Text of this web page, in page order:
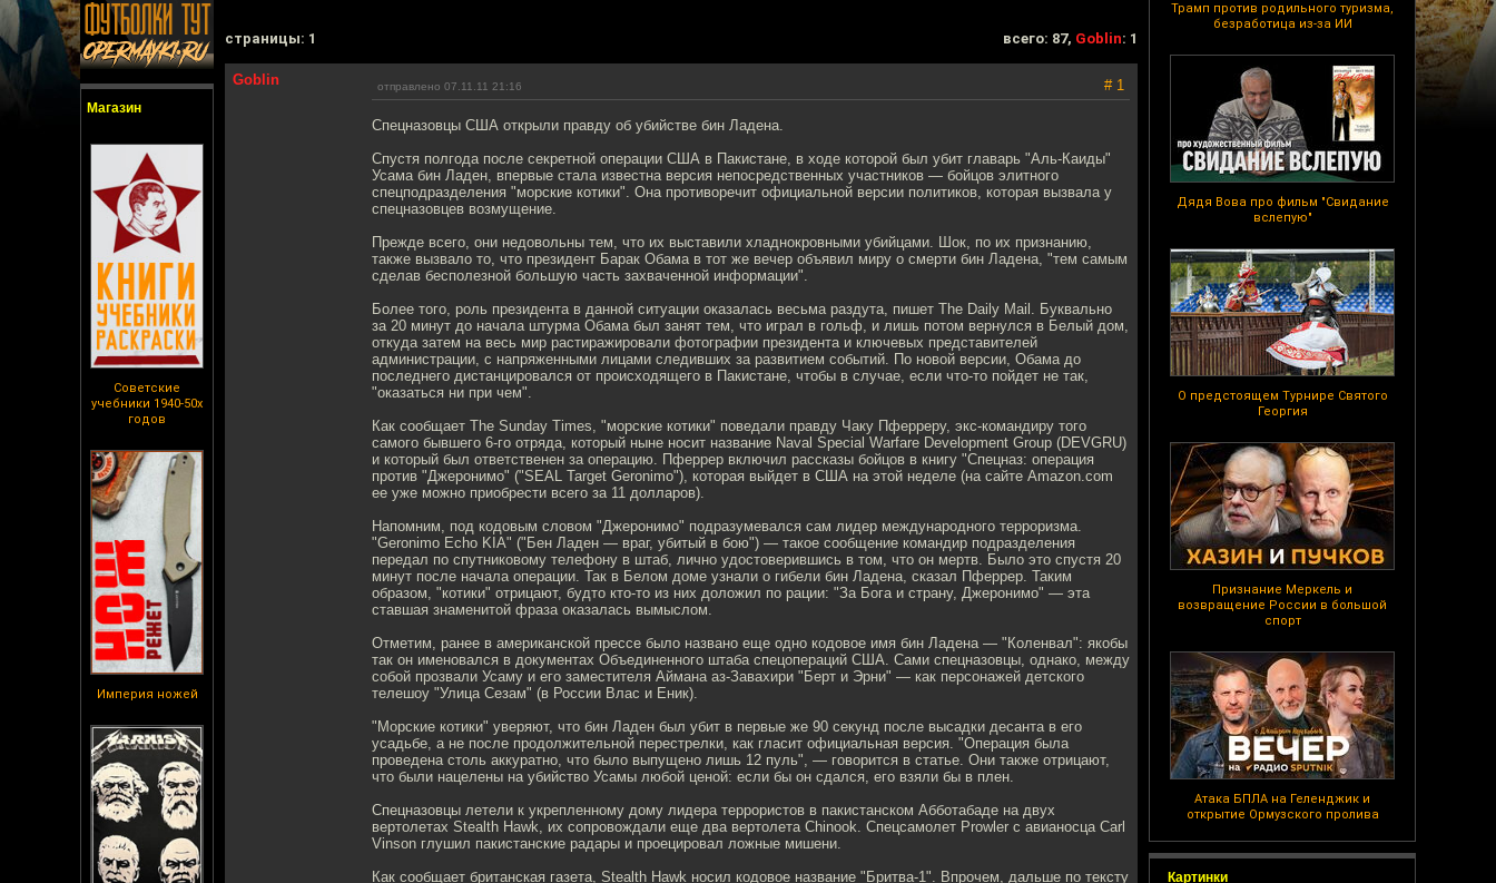
Магазин
Советские
учебники 1940-50х
годов
Империя ножей
Трамп против родильного туризма,
безработица из-за ИИ
Дядя Вова про фильм "Свидание
вслепую"
О предстоящем Турнире Святого
Георгия
Признание Меркель и
возвращение России в большой
спорт
Атака БПЛА на Геленджик и
открытие Ормузского пролива
Картинки
cтраницы: 1 всего: 87, Goblin: 1
Goblin отправлено 07.11.11 21:16 # 1
Спецназовцы США открыли правду об убийстве бин Ладена.
Спустя полгода после секретной операции США в Пакистане, в ходе которой был убит главарь "Аль-Каиды"
Усама бин Ладен, впервые стала известна версия непосредственных участников — бойцов элитного
спецподразделения "морские котики". Она противоречит официальной версии политиков, которая вызвала у
спецназовцев возмущение.
Прежде всего, они недовольны тем, что их выставили хладнокровными убийцами. Шок, по их признанию,
также вызвало то, что президент Барак Обама в тот же вечер объявил миру о смерти бин Ладена, "тем самым
сделав бесполезной большую часть захваченной информации".
Более того, роль президента в данной ситуации оказалась весьма раздута, пишет The Daily Mail. Буквально
за 20 минут до начала штурма Обама был занят тем, что играл в гольф, и лишь потом вернулся в Белый дом,
откуда затем на весь мир растиражировали фотографии президента и ключевых представителей
администрации, с напряженными лицами следивших за развитием событий. По новой версии, Обама до
последнего дистанцировался от происходящего в Пакистане, чтобы в случае, если что-то пойдет не так,
"оказаться ни при чем".
Как сообщает The Sunday Times, "морские котики" поведали правду Чаку Пферреру, экс-командиру того
самого бывшего 6-го отряда, который ныне носит название Naval Special Warfare Development Group (DEVGRU)
и который был ответственен за операцию. Пферрер включил рассказы бойцов в книгу "Спецназ: операция
против "Джеронимо" ("SEAL Target Geronimo"), которая выйдет в США на этой неделе (на сайте Amazon.com
ее уже можно приобрести всего за 11 долларов).
Напомним, под кодовым словом "Джеронимо" подразумевался сам лидер международного терроризма.
"Geronimo Echo KIA" ("Бен Ладен — враг, убитый в бою") — такое сообщение командир подразделения
передал по спутниковому телефону в штаб, лично удостоверившись в том, что он мертв. Было это спустя 20
минут после начала операции. Так в Белом доме узнали о гибели бин Ладена, сказал Пферрер. Таким
образом, "котики" отрицают, будто кто-то из них доложил по рации: "За Бога и страну, Джеронимо" — эта
ставшая знаменитой фраза оказалась вымыслом.
Отметим, ранее в американской прессе было названо еще одно кодовое имя бин Ладена — "Коленвал": якобы
так он именовался в документах Объединенного штаба спецопераций США. Сами спецназовцы, однако, между
собой прозвали Усаму и его заместителя Аймана аз-Завахири "Берт и Эрни" — как персонажей детского
телешоу "Улица Сезам" (в России Влас и Еник).
"Морские котики" уверяют, что бин Ладен был убит в первые же 90 секунд после высадки десанта в его
усадьбе, а не после продолжительной перестрелки, как гласит официальная версия. "Операция была
проведена столь аккуратно, что было выпущено лишь 12 пуль", — говорится в статье. Они также отрицают,
что были нацелены на убийство Усамы любой ценой: если бы он сдался, его взяли бы в плен.
Спецназовцы летели к укрепленному дому лидера террористов в пакистанском Абботабаде на двух
вертолетах Stealth Hawk, их сопровождали еще два вертолета Chinook. Спецсамолет Prowler с авианосца Carl
Vinson глушил пакистанские радары и проецировал ложные мишени.
Как сообщает британская газета, Stealth Hawk носил кодовое название "Бритва-1". Впрочем, дальше по тексту